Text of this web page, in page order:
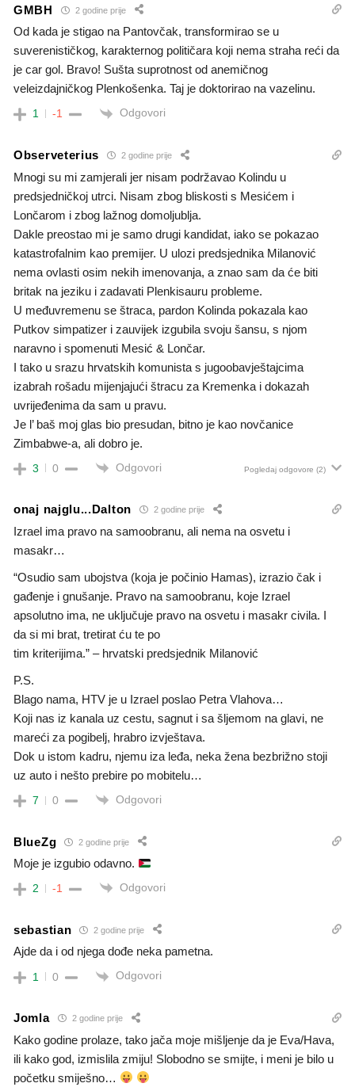
GMBH 2 godine prije
Od kada je stigao na Pantovčak, transformirao se u
suverenističkog, karakternog političara koji nema straha reći da
je car gol. Bravo! Sušta suprotnost od anemičnog
veleizdajničkog Plenkošenka. Taj je doktorirao na vazelinu.
1 -1 Odgovori
Observeterius 2 godine prije
Mnogi su mi zamjerali jer nisam podržavao Kolindu u
predsjedničkoj utrci. Nisam zbog bliskosti s Mesićem i
Lončarom i zbog lažnog domoljublja.
Dakle preostao mi je samo drugi kandidat, iako se pokazao
katastrofalnim kao premijer. U ulozi predsjednika Milanović
nema ovlasti osim nekih imenovanja, a znao sam da će biti
britak na jeziku i zadavati Plenkisauru probleme.
U međuvremenu se štraca, pardon Kolinda pokazala kao
Putkov simpatizer i zauvijek izgubila svoju šansu, s njom
naravno i spomenuti Mesić & Lončar.
I tako u srazu hrvatskih komunista s jugoobavještajcima
izabrah rošadu mijenjajući štracu za Kremenka i dokazah
uvrijeđenima da sam u pravu.
Je l’ baš moj glas bio presudan, bitno je kao novčanice
Zimbabwe-a, ali dobro je.
3 0 Odgovori Pogledaj odgovore (2)
onaj najglu...Dalton 2 godine prije
Izrael ima pravo na samoobranu, ali nema na osvetu i
masakr…
“Osudio sam ubojstva (koja je počinio Hamas), izrazio čak i
gađenje i gnušanje. Pravo na samoobranu, koje Izrael
apsolutno ima, ne uključuje pravo na osvetu i masakr civila. I
da si mi brat, tretirat ću te po
tim kriterijima.” – hrvatski predsjednik Milanović
P.S.
Blago nama, HTV je u Izrael poslao Petra Vlahova…
Koji nas iz kanala uz cestu, sagnut i sa šljemom na glavi, ne
mareći za pogibelj, hrabro izvještava.
Dok u istom kadru, njemu iza leđa, neka žena bezbrižno stoji
uz auto i nešto prebire po mobitelu…
7 0 Odgovori
BlueZg 2 godine prije
Moje je izgubio odavno.
2 -1 Odgovori
sebastian 2 godine prije
Ajde da i od njega dođe neka pametna.
1 0 Odgovori
Jomla 2 godine prije
Kako godine prolaze, tako jača moje mišljenje da je Eva/Hava,
ili kako god, izmislila zmiju! Slobodno se smijte, i meni je bilo u
početku smiješno…